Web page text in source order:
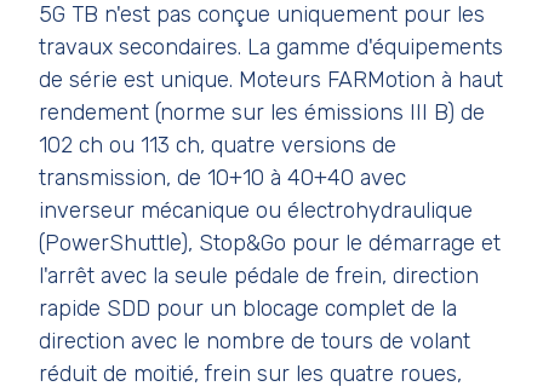
5G TB n'est pas conçue uniquement pour les
travaux secondaires. La gamme d'équipements
de série est unique. Moteurs FARMotion à haut
rendement (norme sur les émissions III B) de
102 ch ou 113 ch, quatre versions de
transmission, de 10+10 à 40+40 avec
inverseur mécanique ou électrohydraulique
(PowerShuttle), Stop&Go pour le démarrage et
l'arrêt avec la seule pédale de frein, direction
rapide SDD pour un blocage complet de la
direction avec le nombre de tours de volant
réduit de moitié, frein sur les quatre roues,